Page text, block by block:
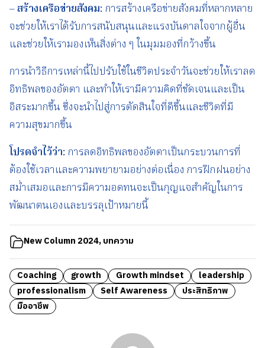
–สร้างเครือข่ายสังคม: การสร้างเครือข่ายสังคมที่หลากหลาย
จะช่วยให้เราได้รับการสนับสนุนและแรงบันดาลใจจากผู้อื่น
และช่วยให้เรามองเห็นสิ่งต่าง ๆ ในมุมมองที่กว้างขึ้น
การนำวิธีการเหล่านี้ไปปรับใช้ในชีวิตประจำวันจะช่วยให้เราลด
อิทธิพลของอัตตา และทำให้เรามีความคิดที่ชัดเจนและเป็น
อิสระมากขึ้น ซึ่งจะนำไปสู่การตัดสินใจที่ดีขึ้นและชีวิตที่มี
ความสุขมากขึ้น
โปรดจำไว้ว่า: การลดอิทธิพลของอัตตาเป็นกระบวนการที่
ต้องใช้เวลาและความพยายามอย่างต่อเนื่อง การฝึกฝนอย่าง
สม่ำเสมอและการมีความอดทนจะเป็นกุญแจสำคัญในการ
พัฒนาตนเองและบรรลุเป้าหมายนี้
New Column 2024,บทความ
Coaching growth Growth mindset
leadership
professionalism
Self Awareness
ประสิทธิภาพ
มืออาชีพ